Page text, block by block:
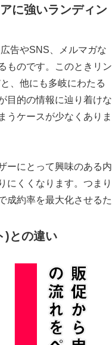
に強いランディン
告やSNS、メルマガな
ものです。このときリン
、他にも多岐にわたる
目的の情報に辿り着けな
うケースが少なくありま
ーにとって興味のある内
にくくなります。つまり
成約率を最大化させるた
)との違い